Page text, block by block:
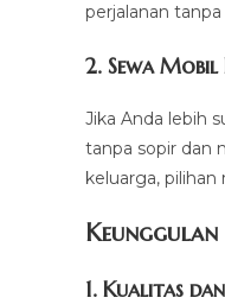
perjalanan
2. Sewa Mobil
Jika Anda lebih
tanpa sopir dan
keluarga,
1. Kualitas